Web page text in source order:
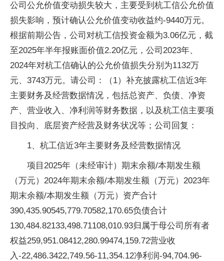
公司公允价值变动损失较大，主要受到杭工信公允价值
损失影响，预计确认公允价值变动收益约-9440万元。
根据前期公告，公司对杭工信投资金额为3.06亿元，截
至2025年半年报账面价值2.20亿元，公司2023年、
2024年对杭工信确认的公允价值损失分别为1132万
元、3743万元。请公司：（1）补充披露杭工信近3年
主要财务及经营数据情况，包括总资产、负债、净资
产、营业收入、净利润等财务数据，以及杭工信主要项
目投向、底层资产经营及财务状况等；公司回复：
1、杭工信近3年主要财务及经营数据情况
项目2025年（未经审计）期末余额/本期发生额
（万元）2024年期末余额/本期发生额（万元）2023年
期末余额/本期发生额（万元）资产合计
390,435.90545,779.70582,170.65负债合计
130,484.82133,498.71108,010.93归属于母公司所有者
权益259,951.08412,280.99474,159.72营业收
入-22,486.3422,749.56-11,354.12净利润-94,704.96-